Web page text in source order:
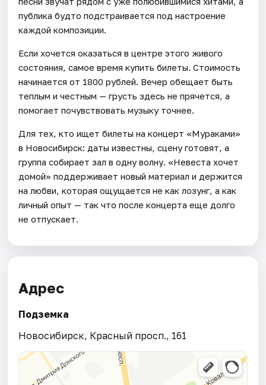
публика будто подстраивается под настроение
каждой композиции.
Если хочется оказаться в центре этого живого
состояния, самое время купить билеты. Стоимость
начинается от 1800 рублей. Вечер обещает быть
теплым и честным — грусть здесь не прячется, а
помогает почувствовать музыку точнее.
Для тех, кто ищет билеты на концерт «Мураками»
в Новосибирск: даты известны, сцену готовят, а
группа собирает зал в одну волну. «Невеста хочет
домой» поддерживает новый материал и держится
на любви, которая ощущается не как лозунг, а как
личный опыт — так что после концерта еще долго
не отпускает.
Адрес
Подземка
Новосибирск, Красный просп., 161